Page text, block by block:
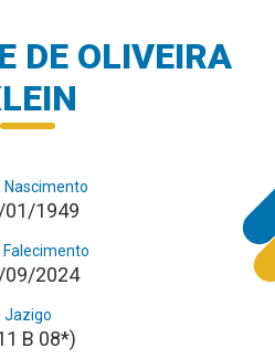
DE OLIVEIRA
Nascimento
01/1949
Falecimento
09/2024
Jazigo
B 08*)